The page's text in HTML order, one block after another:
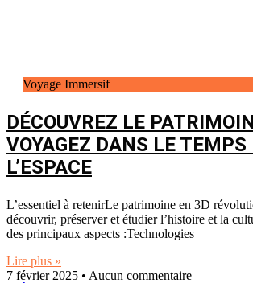
Voyage Immersif
DÉCOUVREZ LE
VOYAGEZ DANS LE TEMPS
L’ESPACE
L’essentiel à retenirLe patrimoine en 3D
découvrir, préserver et étudier l’histoire et la
des principaux aspects :Technologies
Lire plus »
7 février 2025
Aucun commentaire